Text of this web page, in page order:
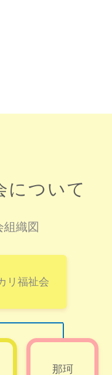
について
組織図
リ福祉会
那珂